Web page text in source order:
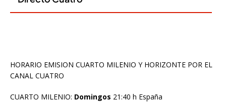
HORARIO EMISION CUARTO MILENIO Y HORIZONTE POR EL
CANAL CUATRO
CUARTO MILENIO: Domingos 21:40 h España